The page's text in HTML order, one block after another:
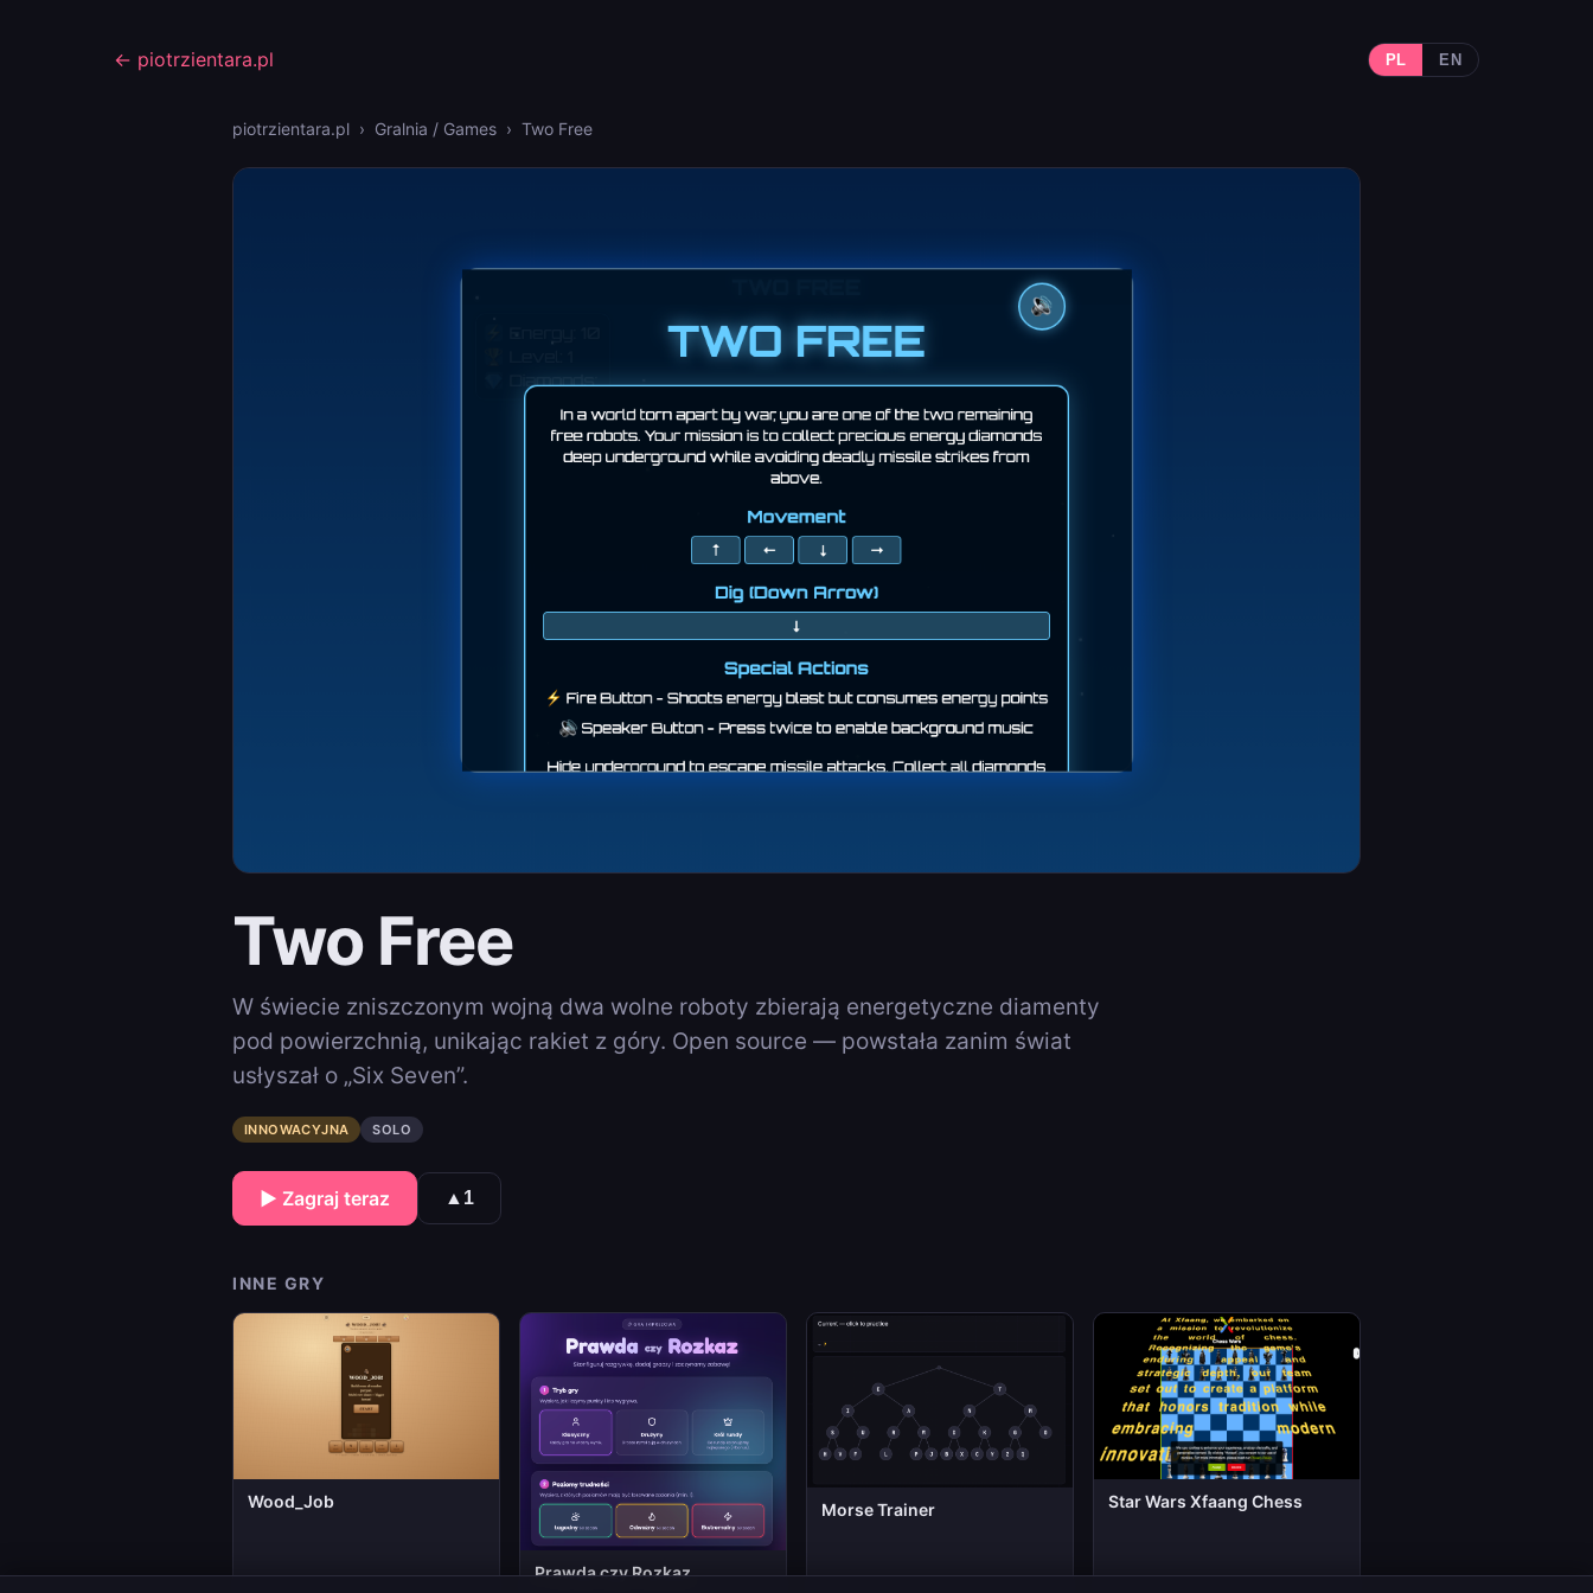
← piotrzientara.pl PL EN
piotrzientara.pl › Gralnia / Games › Two Free
Two Free
W świecie zniszczonym wojną dwa wolne roboty zbierają energetyczne diamenty
pod powierzchnią, unikając rakiet z góry. Open source — powstała zanim świat
usłyszał o „Six Seven”.
INNOWACYJNA SOLO
▶ Zagraj teraz ▲ 1
INNE GRY
Wood_Job
Prawda czy Rozkaz
Morse Trainer Star Wars Xfaang Chess